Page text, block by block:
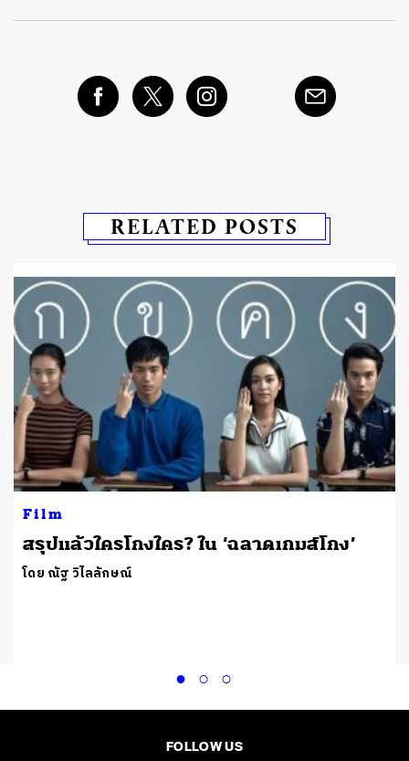
RELATED POSTS
Film
สรุปแล้วใครโกงใคร? ใน ‘ฉลาดเกมส์โกง’
โดย ณัฐ วิไลลักษณ์
FOLLOW US